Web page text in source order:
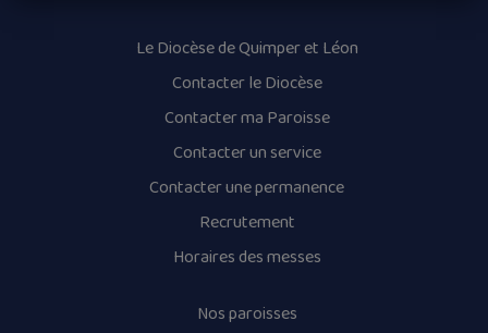
Le Diocèse de Quimper et Léon
Contacter le Diocèse
Contacter ma Paroisse
Contacter un service
Contacter une permanence
Recrutement
Horaires des messes
Nos paroisses